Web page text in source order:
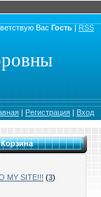
Вас Гость | RSS
| Регистрация | Вход
Корзина
MY SITE!!! (3)